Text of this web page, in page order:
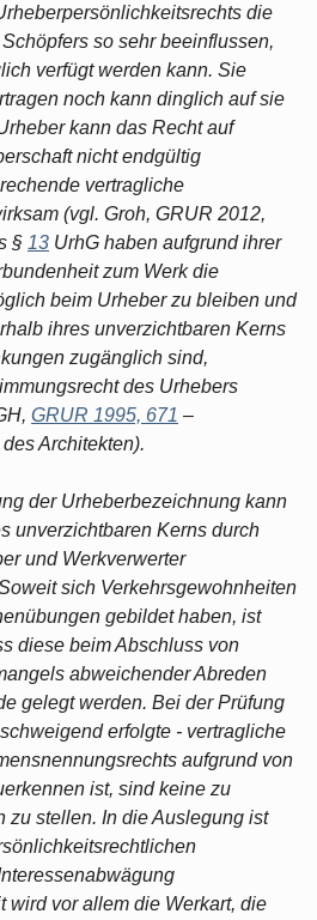
die
so sehr beeinflussen,
verfügt werden kann. Sie
noch kann dinglich auf sie
kann das Recht auf
nicht endgültig
vertragliche
(vgl. Groh, GRUR 2012,
§ 13 UrhG haben aufgrund ihrer
zum Werk die
beim Urheber zu bleiben und
ihres unverzichtbaren Kerns
zugänglich sind,
des Urhebers
GRUR 1995, 671 –
Architekten).
der Urheberbezeichnung kann
unverzichtbaren Kerns durch
und Werkverwerter
sich Verkehrsgewohnheiten
gebildet haben, ist
diese beim Abschluss von
abweichender Abreden
gelegt werden. Bei der Prüfung
erfolgte - vertragliche
aufgrund von
ist, sind keine zu
zu stellen. In die Auslegung ist
wird vor allem die Werkart, die